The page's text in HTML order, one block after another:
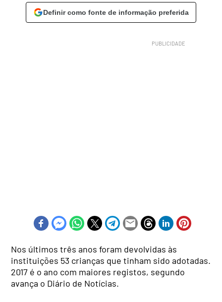
Definir como fonte de informação preferida
Nos últimos três anos foram devolvidas às
instituições 53 crianças que tinham sido adotadas.
2017 é o ano com maiores registos, segundo
avança o Diário de Notícias.